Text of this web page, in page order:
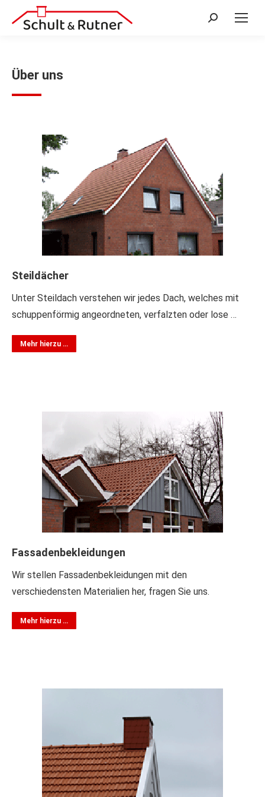
Search:
Über uns
Steildächer
Unter Steildach verstehen wir jedes Dach, welches mit
schuppenförmig angeordneten, verfalzten oder lose …
Mehr hierzu …
Fassadenbekleidungen
Wir stellen Fassadenbekleidungen mit den
verschiedensten Materialien her, fragen Sie uns.
Mehr hierzu …